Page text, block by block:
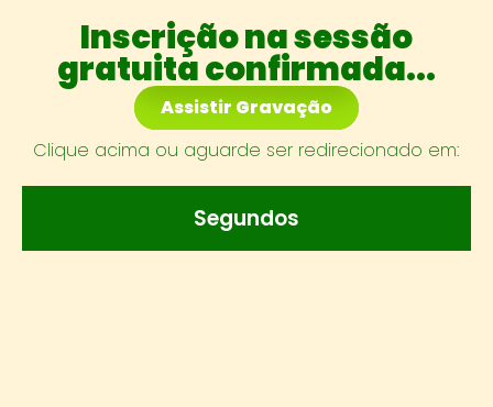
Inscrição na sessão
gratuita confirmada...
Assistir Gravação
Clique acima ou aguarde ser redirecionado em:
Segundos